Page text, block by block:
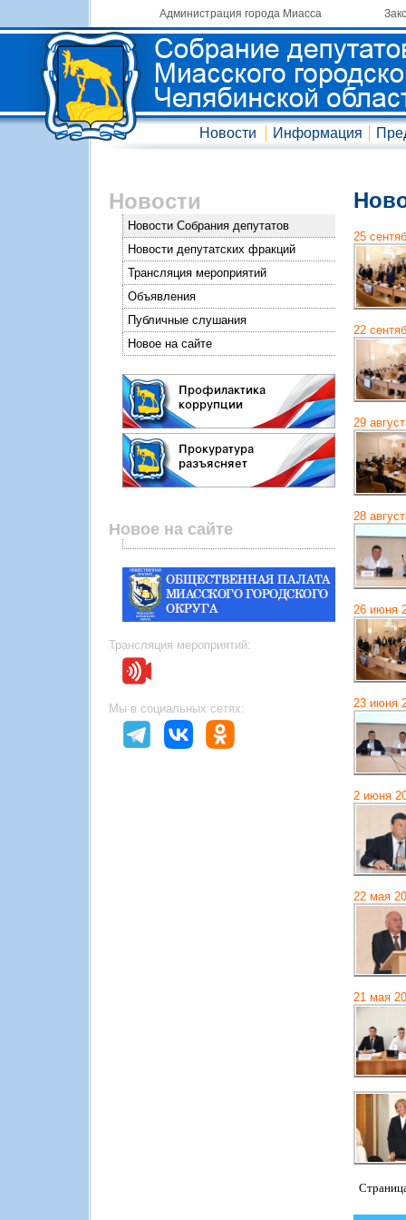
Администрация города Миасса
Новости Информация
Новости
Новости Собрания депутатов
Новости депутатских фракций
Трансляция мероприятий
Объявления
Публичные слушания
Новое на сайте
Новое на сайте
Трансляция мероприятий:
Мы в социальных сетях:
25
22
29
28
26 июня
23 июня
2 июня
22 мая
21 мая